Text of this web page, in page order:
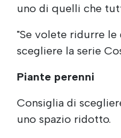
uno di quelli che
"Se volete ridurre
scegliere la serie
Piante perenni
Consiglia di
uno spazio ridotto.